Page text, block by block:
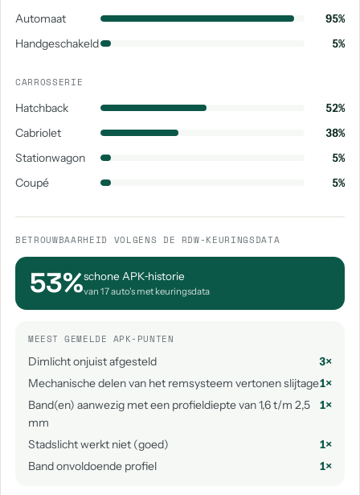
Automaat
95%
Handgeschakeld
5%
CARROSSERIE
Hatchback
52%
Cabriolet
38%
Stationwagon
5%
Coupé
5%
BETROUWBAARHEID VOLGENS DE RDW-KEURINGSDATA
53%schone APK‑historie
van 17 auto's met keuringsdata
MEEST GEMELDE APK-PUNTEN
Dimlicht onjuist afgesteld
3×
Mechanische delen van het remsysteem vertonen slijtage1×
Band(en) aanwezig met een profieldiepte van 1,6 t/m 2,5
mm
1×
Stadslicht werkt niet (goed)
1×
Band onvoldoende profiel
1×